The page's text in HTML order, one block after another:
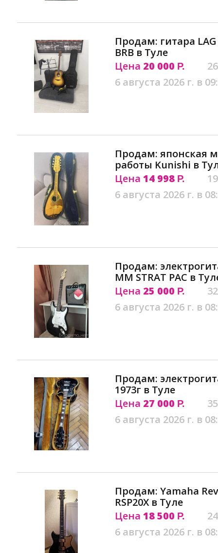
Продам: гитара
BRB в Туле
Цена 20 000 Р.
6 августа 2026 г. в
Продам: японская
работы Kunishi в
Цена 14 998 Р.
6 августа 2026 г. в
Продам:
MM STRAT PAC в
Цена 25 000 Р.
6 августа 2026 г. в
Продам:
1973г в Туле
Цена 27 000 Р.
6 августа 2026 г. в
Продам: Yamaha
RSP20X в Туле
Цена 18 500 Р.
6 августа 2026 г. в